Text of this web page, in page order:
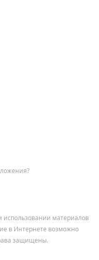
материалов
в Интернете возможно
защищены.